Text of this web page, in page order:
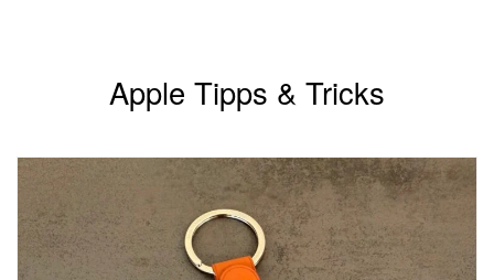
Apple Tipps & Tricks